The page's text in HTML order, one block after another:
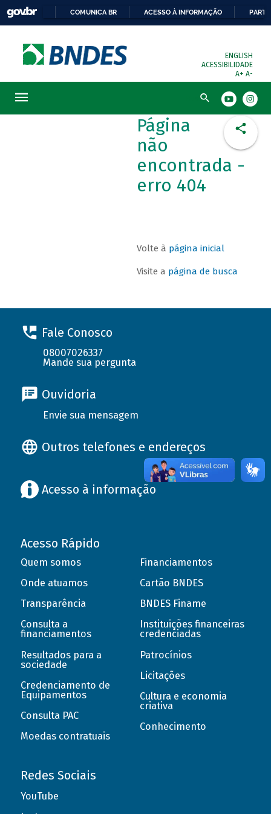
COMUNICA BR ACESSO À INFORMAÇÃO
ENGLISH
ACESSIBILIDADE
A+ A-
Busca
Página
não
encontrada -
erro 404
Volte à página inicial
Visite a página de busca
Fale Conosco
08007026337
Mande sua pergunta
Ouvidoria
Envie sua mensagem
Outros telefones e endereços
Acesso à informação
Acesso Rápido
Quem somos
Onde atuamos
Transparência
Consulta a
financiamentos
Resultados para a
sociedade
Credenciamento de
Equipamentos
Consulta PAC
Moedas contratuais
Financiamentos
Cartão BNDES
BNDES Finame
Instituições financeiras
credenciadas
Patrocínios
Licitações
Cultura e economia
criativa
Conhecimento
Redes Sociais
YouTube